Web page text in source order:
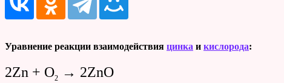
Уравнение реакции взаимодействия цинка и кислорода:
2Zn + O2 → 2ZnO